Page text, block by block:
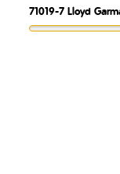
71019-7 Lloyd